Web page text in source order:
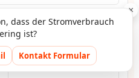
×
dass der Stromverbrauch
ist?
Kontakt Formular